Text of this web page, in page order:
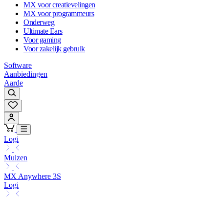
MX voor creatievelingen
MX voor programmeurs
Onderweg
Ultimate Ears
Voor gaming
Voor zakelijk gebruik
Software
Aanbiedingen
Aarde
Logi
Muizen
MX Anywhere 3S
Logi